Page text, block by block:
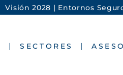
Visión 2028 | Entornos
SECTORES